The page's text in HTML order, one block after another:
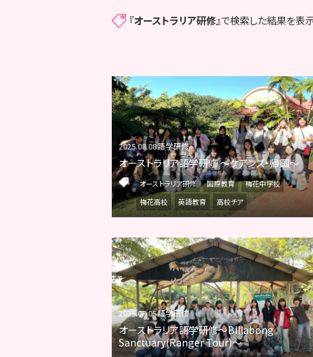
『オーストラリア研修』で検索した結果を表
2025.08.08 語学研修
オーストラリア語学研修 ～ケアンズ・帰国～
オーストラリア研修 国際教育
梅花中学校
梅花高校
英語教育 高校チア
2025.08.05 語学研修
オーストラリア語学研修～Billabong
Sanctuary(Ranger Tour)～